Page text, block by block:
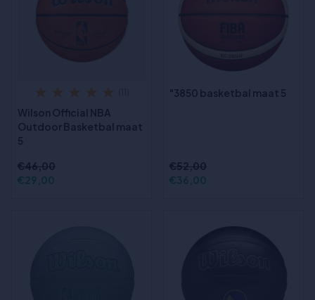
Wilson Official NBA
Outdoor Basketbal maat
5
€46,00
€29,00
"3850 basketbal maat 5
€52,00
€36,00